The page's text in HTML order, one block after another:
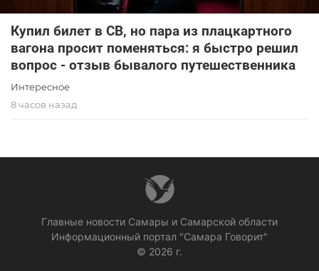
Купил билет в СВ, но пара из плацкартного
вагона просит поменяться: я быстро решил
вопрос - отзыв бывалого путешественника
Интересное
8 часов назад
Главные новости Самары и Самарской области
Информационный портал "Самара Говорит"
© 2026 г.